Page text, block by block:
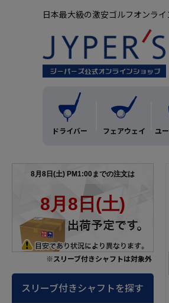
日本最大級の激安ゴルフオンラ
ドライバー フェアウェイ ユ
※スリーブ付きシャフトは対象外
スリーブ付きシャフトを探す